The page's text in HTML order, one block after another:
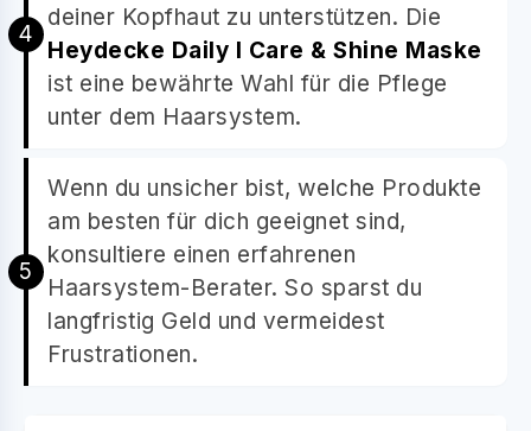
deiner Kopfhaut zu unterstützen. Die
Heydecke Daily I Care & Shine Maske
ist eine bewährte Wahl für die Pflege
unter dem Haarsystem.
Wenn du unsicher bist, welche Produkte
am besten für dich geeignet sind,
konsultiere einen erfahrenen
Haarsystem-Berater. So sparst du
langfristig Geld und vermeidest
Frustrationen.